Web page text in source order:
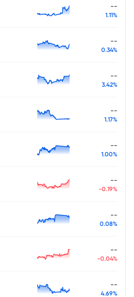
--
1.11%
--
0.34%
--
3.42%
--
1.17%
--
1.00%
--
-0.19%
--
0.08%
--
-0.04%
--
4.69%